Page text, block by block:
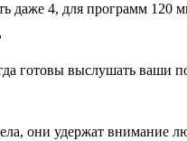
4, для программ 120
готовы выслушать ваши
они удержат внимание